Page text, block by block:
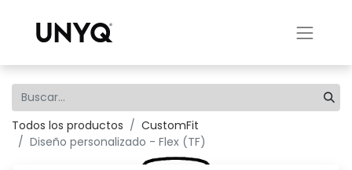
Todos los productos
CustomFit
Diseño personalizado - Flex (TF)